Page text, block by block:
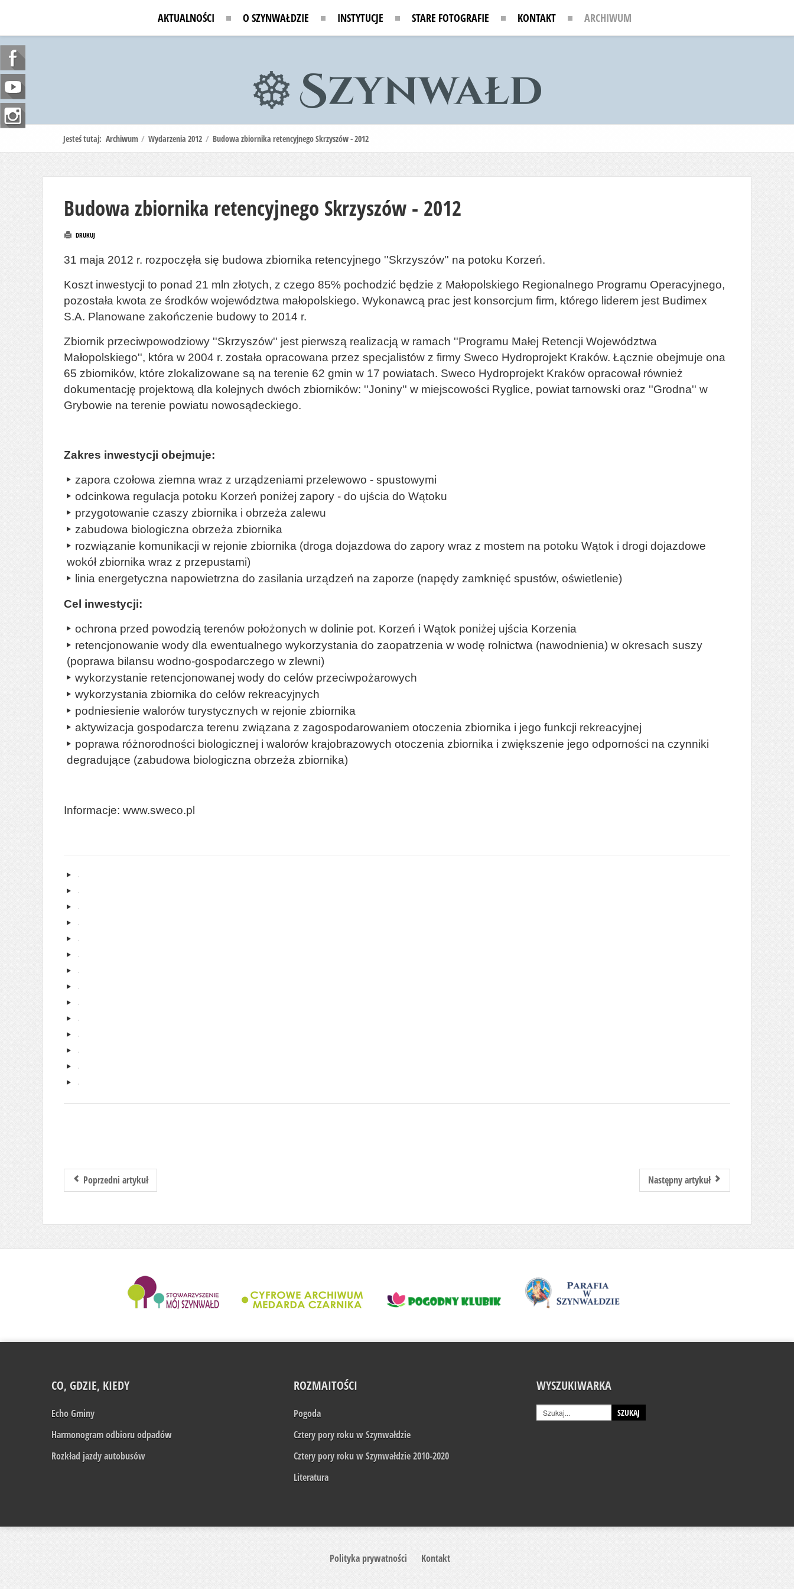
AKTUALNOŚCI O SZYNWAŁDZIE INSTYTUCJE STARE FOTOGRAFIE KONTAKT ARCHIWUM
Jesteś tutaj: Archiwum / Wydarzenia 2012 / Budowa zbiornika retencyjnego Skrzyszów - 2012
Budowa zbiornika retencyjnego Skrzyszów - 2012
DRUKUJ
31 maja 2012 r. rozpoczęła się budowa zbiornika retencyjnego ''Skrzyszów'' na potoku Korzeń.
Koszt inwestycji to ponad 21 mln złotych, z czego 85% pochodzić będzie z Małopolskiego Regionalnego Programu Operacyjnego,
pozostała kwota ze środków województwa małopolskiego. Wykonawcą prac jest konsorcjum firm, którego liderem jest Budimex
S.A. Planowane zakończenie budowy to 2014 r.
Zbiornik przeciwpowodziowy ''Skrzyszów'' jest pierwszą realizacją w ramach ''Programu Małej Retencji Województwa
Małopolskiego'', która w 2004 r. została opracowana przez specjalistów z firmy Sweco Hydroprojekt Kraków. Łącznie obejmuje ona
65 zbiorników, które zlokalizowane są na terenie 62 gmin w 17 powiatach. Sweco Hydroprojekt Kraków opracował również
dokumentację projektową dla kolejnych dwóch zbiorników: ''Joniny'' w miejscowości Ryglice, powiat tarnowski oraz ''Grodna'' w
Grybowie na terenie powiatu nowosądeckiego.
Zakres inwestycji obejmuje:
zapora czołowa ziemna wraz z urządzeniami przelewowo - spustowymi
odcinkowa regulacja potoku Korzeń poniżej zapory - do ujścia do Wątoku
przygotowanie czaszy zbiornika i obrzeża zalewu
zabudowa biologiczna obrzeża zbiornika
rozwiązanie komunikacji w rejonie zbiornika (droga dojazdowa do zapory wraz z mostem na potoku Wątok i drogi dojazdowe
wokół zbiornika wraz z przepustami)
linia energetyczna napowietrzna do zasilania urządzeń na zaporze (napędy zamknięć spustów, oświetlenie)
Cel inwestycji:
ochrona przed powodzią terenów położonych w dolinie pot. Korzeń i Wątok poniżej ujścia Korzenia
retencjonowanie wody dla ewentualnego wykorzystania do zaopatrzenia w wodę rolnictwa (nawodnienia) w okresach suszy
(poprawa bilansu wodno-gospodarczego w zlewni)
wykorzystanie retencjonowanej wody do celów przeciwpożarowych
wykorzystania zbiornika do celów rekreacyjnych
podniesienie walorów turystycznych w rejonie zbiornika
aktywizacja gospodarcza terenu związana z zagospodarowaniem otoczenia zbiornika i jego funkcji rekreacyjnej
poprawa różnorodności biologicznej i walorów krajobrazowych otoczenia zbiornika i zwiększenie jego odporności na czynniki
degradujące (zabudowa biologiczna obrzeża zbiornika)
Informacje: www.sweco.pl
Poprzedni artykuł Następny artykuł
CO, GDZIE, KIEDY
Echo Gminy
Harmonogram odbioru odpadów
Rozkład jazdy autobusów
ROZMAITOŚCI
Pogoda
Cztery pory roku w Szynwałdzie
Cztery pory roku w Szynwałdzie 2010-2020
Literatura
WYSZUKIWARKA
SZUKAJ
Polityka prywatności Kontakt